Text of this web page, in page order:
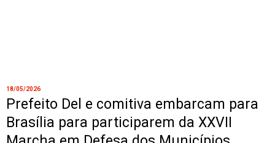
18/05/2026
Prefeito Del e comitiva embarcam para
Brasília para participarem da XXVII